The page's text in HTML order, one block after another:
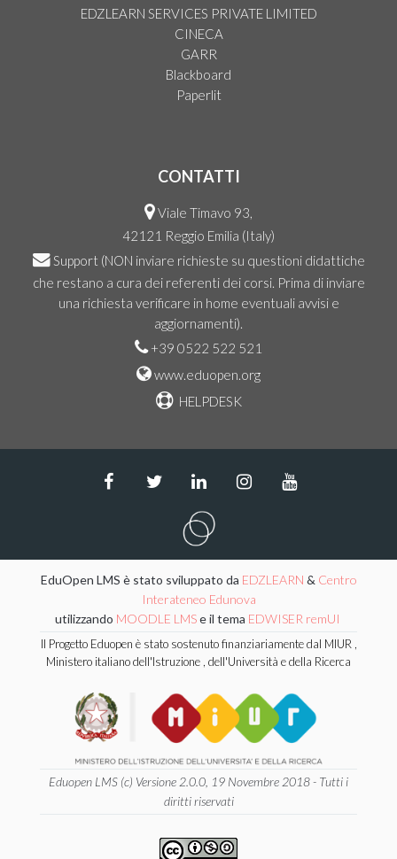
EDZLEARN SERVICES PRIVATE LIMITED
CINECA
GARR
Blackboard
Paperlit
CONTATTI
Viale Timavo 93,
42121 Reggio Emilia (Italy)
Support (NON inviare richieste su questioni didattiche
che restano a cura dei referenti dei corsi. Prima di inviare
una richiesta verificare in home eventuali avvisi e
aggiornamenti).
+39 0522 522 521
www.eduopen.org
HELPDESK
EduOpen LMS è stato sviluppato da EDZLEARN & Centro
Interateneo Edunova
utilizzando MOODLE LMSe il tema EDWISER remUI
Il Progetto Eduopen è stato sostenuto finanziariamente dal MIUR ,
Ministero italiano dell'Istruzione , dell'Università e della Ricerca
Eduopen LMS (c) Versione 2.0.0, 19 Novembre 2018 - Tutti i
diritti riservati